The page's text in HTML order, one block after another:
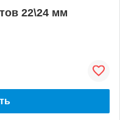
22\24 мм